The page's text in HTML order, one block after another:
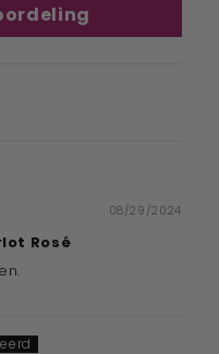
08/29/2024
Rosé